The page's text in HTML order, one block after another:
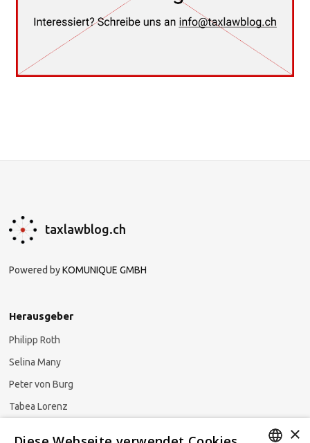
taxlawblog.ch
Powered byKOMUNIQUE GMBH
Herausgeber
Philipp Roth
Selina Many
Peter von Burg
Tabea Lorenz
×